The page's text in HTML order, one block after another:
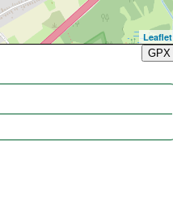
Leaflet
GPX